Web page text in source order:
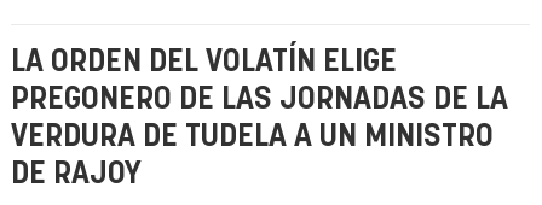
LA ORDEN DEL VOLATÍN ELIGE
PREGONERO DE LAS JORNADAS DE LA
VERDURA DE TUDELA A UN MINISTRO
DE RAJOY